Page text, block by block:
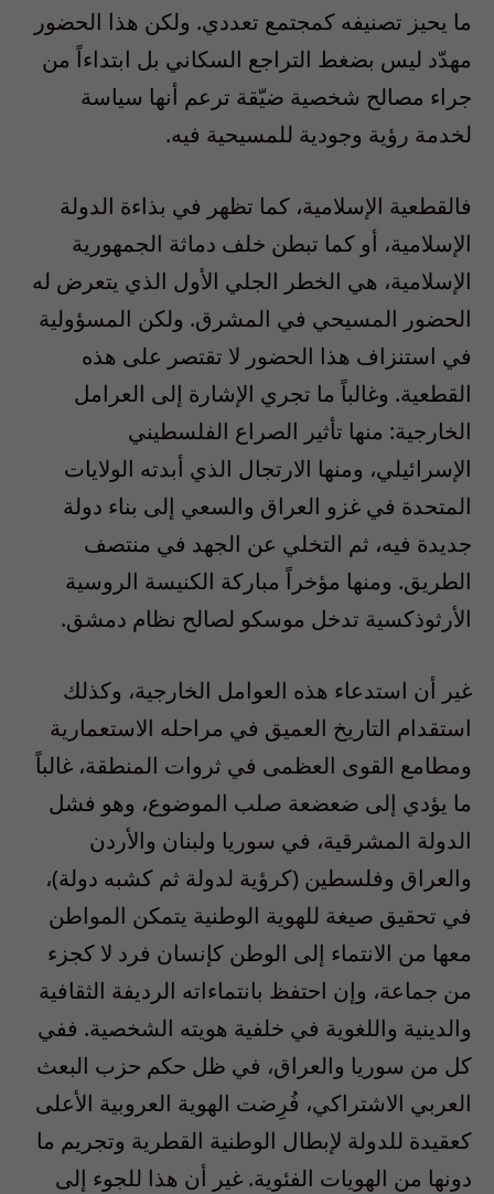
ما يحيز تصنيفه كمجتمع تعددي. ولكن هذا الحضور
مهدّد ليس بضغط التراجع السكاني بل ابتداءاً من
جراء مصالح شخصية ضيّقة ترعم أنها سياسة
لخدمة رؤية وجودية للمسيحية فيه.
فالقطعية الإسلامية، كما تظهر في بذاءة الدولة
الإسلامية، أو كما تبطن خلف دماثة الجمهورية
الإسلامية، هي الخطر الجلي الأول الذي يتعرض له
الحضور المسيحي في المشرق. ولكن المسؤولية
في استنزاف هذا الحضور لا تقتصر على هذه
القطعية. وغالباً ما تجري الإشارة إلى العرامل
الخارجية: منها تأثير الصراع الفلسطيني
الإسرائيلي، ومنها الارتجال الذي أبدته الولايات
المتحدة في غزو العراق والسعي إلى بناء دولة
جديدة فيه، ثم التخلي عن الجهد في منتصف
الطريق. ومنها مؤخراً مباركة الكنيسة الروسية
الأرثوذكسية تدخل موسكو لصالح نظام دمشق.
غير أن استدعاء هذه العوامل الخارجية، وكذلك
استقدام التاريخ العميق في مراحله الاستعمارية
ومطامع القوى العظمى في ثروات المنطقة، غالباً
ما يؤدي إلى ضعضعة صلب الموضوع، وهو فشل
الدولة المشرقية، في سوريا ولبنان والأردن
والعراق وفلسطين (كرؤية لدولة ثم كشبه دولة)،
في تحقيق صيغة للهوية الوطنية يتمكن المواطن
معها من الانتماء إلى الوطن كإنسان فرد لا كجزء
من جماعة، وإن احتفظ بانتماءاته الرديفة الثقافية
والدينية واللغوية في خلفية هويته الشخصية. ففي
كل من سوريا والعراق، في ظل حكم حزب البعث
العربي الاشتراكي، فُرِضت الهوية العروبية الأعلى
كعقيدة للدولة لإبطال الوطنية القطرية وتجريم ما
دونها من الهويات الفئوية. غير أن هذا للجوء إلى